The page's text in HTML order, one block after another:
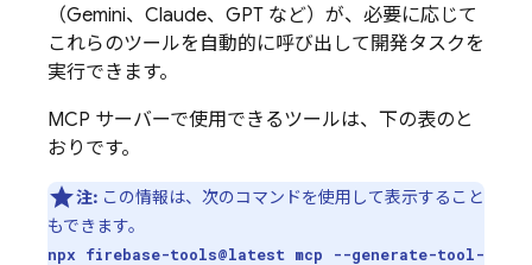
（Gemini、Claude、GPT など）が、必要に応じて
これらのツールを自動的に呼び出して開発タスクを
実行できます。
MCP サーバーで使用できるツールは、下の表のと
おりです。
注: この情報は、次のコマンドを使用して表示すること
もできます。
npx firebase-tools@latest mcp --generate-tool-